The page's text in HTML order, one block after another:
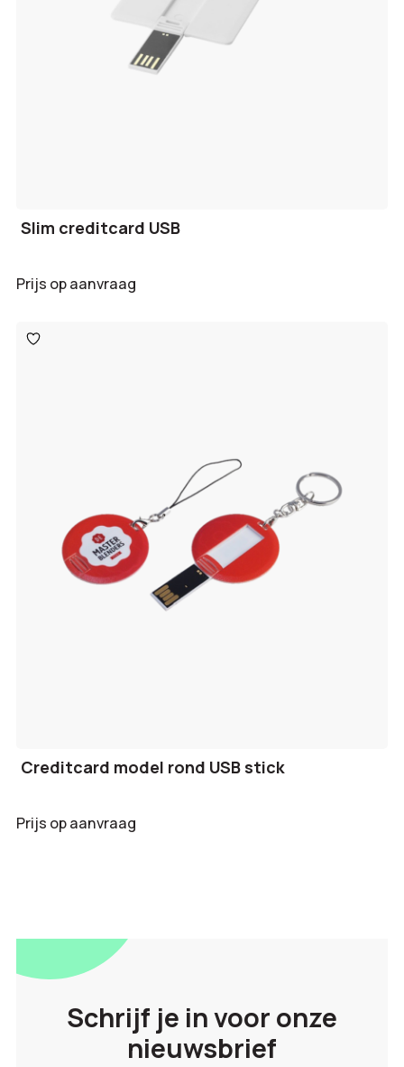
Slim creditcard USB
Prijs op aanvraag
Toevoegen
aan
Creditcard model rond USB stick
Prijs op aanvraag
Schrijf je in voor onze
nieuwsbrief